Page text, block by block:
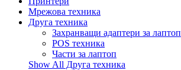
Мрежова техника
Друга техника
Захранващи адаптери за лаптоп
POS техника
Части за лаптоп
Show All Друга техника